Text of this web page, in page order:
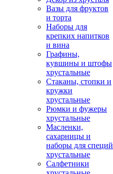
Вазы для фруктов
и торта
Наборы для
крепких напитков
и вина
Графины,
кувшины и штофы
хрустальные
Стаканы, стопки и
кружки
хрустальные
Рюмки и фужеры
хрустальные
Масленки,
сахарницы и
наборы для специй
хрустальные
Салфетники